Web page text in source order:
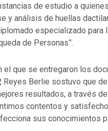
de estudio a
y análisis de huellas
especializado
de Personas”.
el que se entregaron los
Reyes Berlie sostuvo que
resultados, a través
contentos y
sus conocimientos